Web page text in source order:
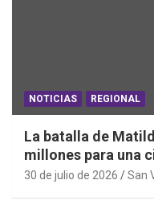
NOTICIAS REGIONAL
La batalla de
millones para una
esperar
30 de julio de 2026 San